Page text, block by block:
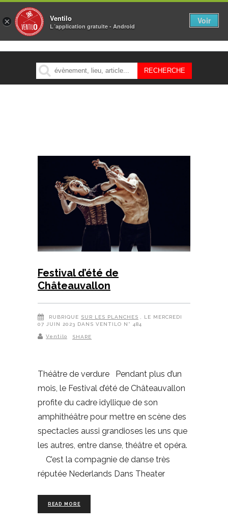
MENU
Festival d’été de
Châteauvallon
RUBRIQUE SUR LES PLANCHES , LE MERCREDI
07 JUIN 2023 DANS VENTILO N° 484
Ventilo SHARE
Théâtre de verdure Pendant plus d’un
mois, le Festival d’été de Châteauvallon
profite du cadre idyllique de son
amphithéâtre pour mettre en scène des
spectacles aussi grandioses les uns que
les autres, entre danse, théâtre et opéra.
C’est la compagnie de danse très
réputée Nederlands Dans Theater
READ MORE
× Ventilo
L´application gratuite - Android
Voir